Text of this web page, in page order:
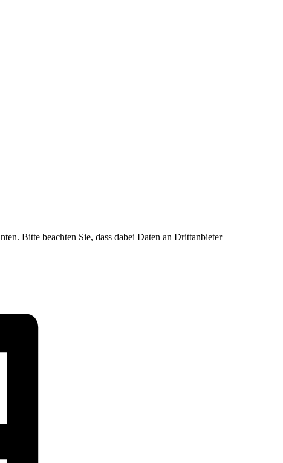
Bitte beachten Sie, dass dabei Daten an Drittanbieter